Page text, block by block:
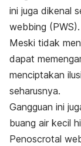
ini juga dikenal
webbing (PWS).
Meski tidak
dapat
menciptakan
seharusnya.
Gangguan ini
buang air kecil
Penoscrotal